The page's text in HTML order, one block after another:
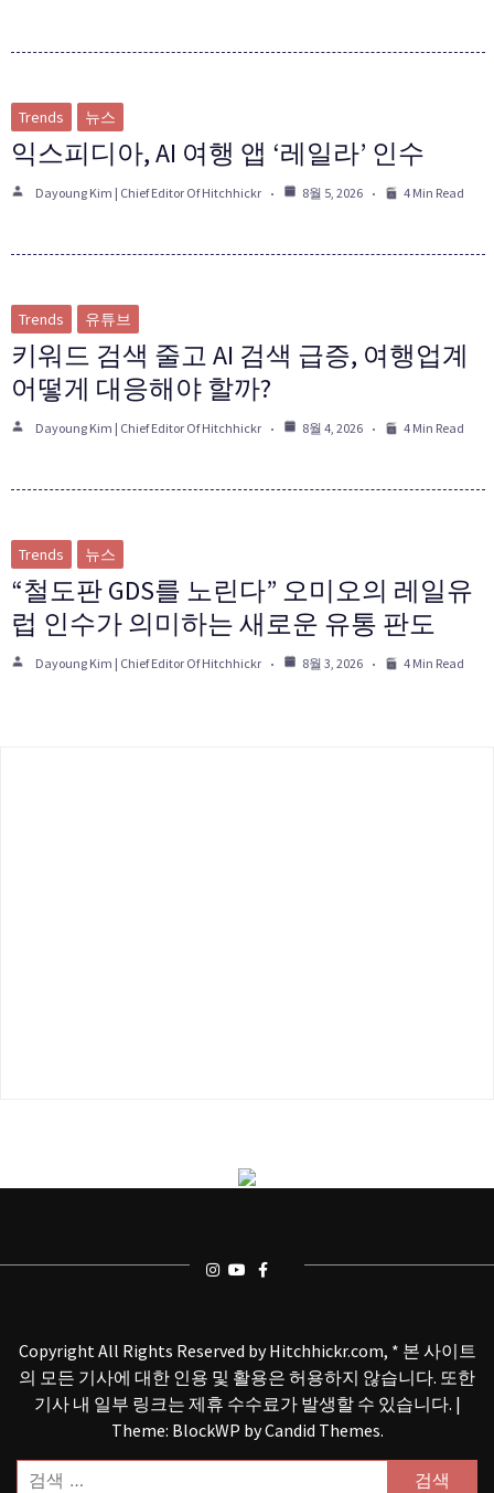
Trends 뉴스
익스피디아, AI 여행 앱 ‘레일라’ 인수
Dayoung Kim | Chief Editor Of Hitchhickr 8월 5, 2026 4 Min Read
Trends 유튜브
키워드 검색 줄고 AI 검색 급증, 여행업계
어떻게 대응해야 할까?
Dayoung Kim | Chief Editor Of Hitchhickr 8월 4, 2026 4 Min Read
Trends 뉴스
“철도판 GDS를 노린다” 오미오의 레일유
럽 인수가 의미하는 새로운 유통 판도
Dayoung Kim | Chief Editor Of Hitchhickr 8월 3, 2026 4 Min Read
Copyright All Rights Reserved by Hitchhickr.com, * 본 사이트
의 모든 기사에 대한 인용 및 활용은 허용하지 않습니다. 또한
기사 내 일부 링크는 제휴 수수료가 발생할 수 있습니다. |
Theme: BlockWP byCandid Themes.
검